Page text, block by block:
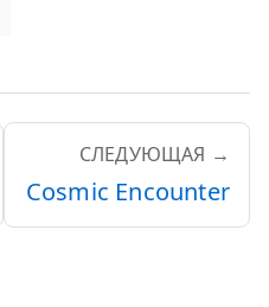
СЛЕДУЮЩАЯ →
Cosmic Encounter